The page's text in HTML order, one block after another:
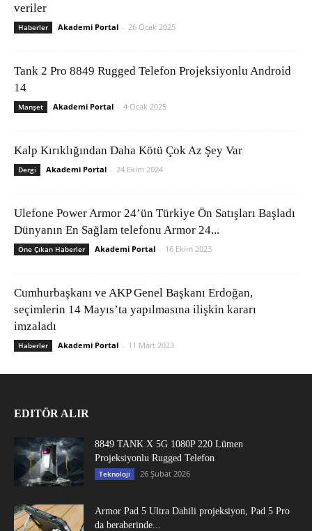
veriler
Haberler Akademi Portal - 26 Ocak 2025
Tank 2 Pro 8849 Rugged Telefon Projeksiyonlu Android
14
Manşet Akademi Portal - 4 Ocak 2025
Kalp Kırıklığından Daha Kötü Çok Az Şey Var
Dergi Akademi Portal - 24 Ekim 2024
Ulefone Power Armor 24’ün Türkiye Ön Satışları Başladı
Dünyanın En Sağlam telefonu Armor 24...
Öne Çıkan Haberler Akademi Portal - 16 Ekim 2023
Cumhurbaşkanı ve AKP Genel Başkanı Erdoğan,
seçimlerin 14 Mayıs’ta yapılmasına ilişkin kararı
imzaladı
Haberler Akademi Portal - 11 Mart 2023
EDITÖR ALIR
8849 TANK X 5G 1080P 220 Lümen
Projeksiyonlu Rugged Telefon
Teknoloji 26 Şubat 2026
Armor Pad 5 Ultra Dahili projeksiyon, Pad 5 Pro
da beraberinde...